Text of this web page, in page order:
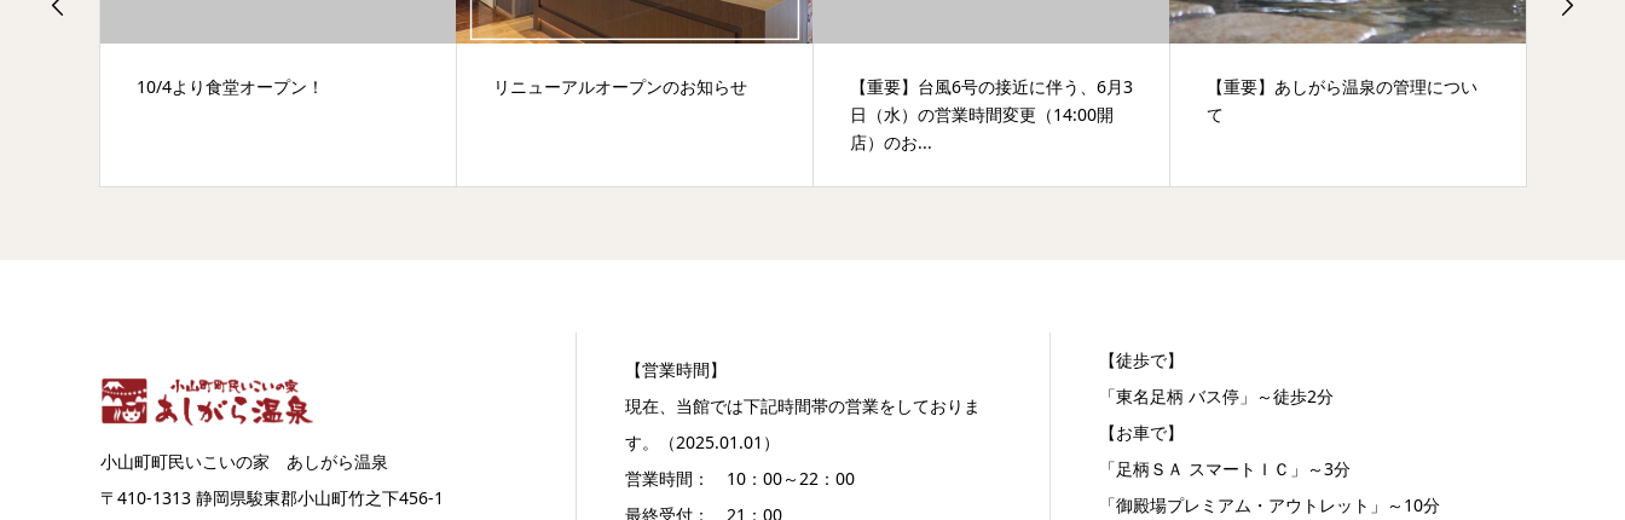
10/4より食堂オープン！ リニューアルオープンのお知らせ
【重要】台風6号の接近に伴う、6月3
日（水）の営業時間変更（14:00開
店）のお...
【重要】あしがら温泉の管理につい
て
小山町町民いこいの家 あしがら温泉
〒410-1313 静岡県駿東郡小山町竹之下456-1
【営業時間】
現在、当館では下記時間帯の営業をしておりま
す。（2025.01.01）
営業時間： 10：00～22：00
最終受付： 21：00
【徒歩で】
「東名足柄 バス停」～徒歩2分
【お車で】
「足柄ＳＡ スマートＩＣ」～3分
「御殿場プレミアム・アウトレット」～10分